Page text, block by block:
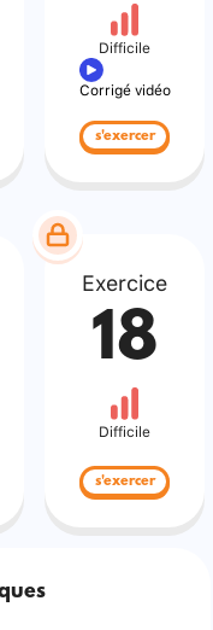
Difficile
Corrigé vidéo
s'exercer
Exercice
18
Difficile
s'exercer